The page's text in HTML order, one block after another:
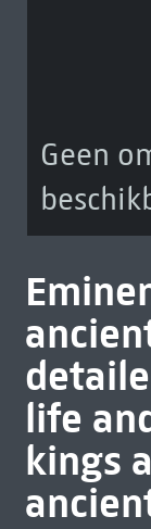
Geen
life
kings